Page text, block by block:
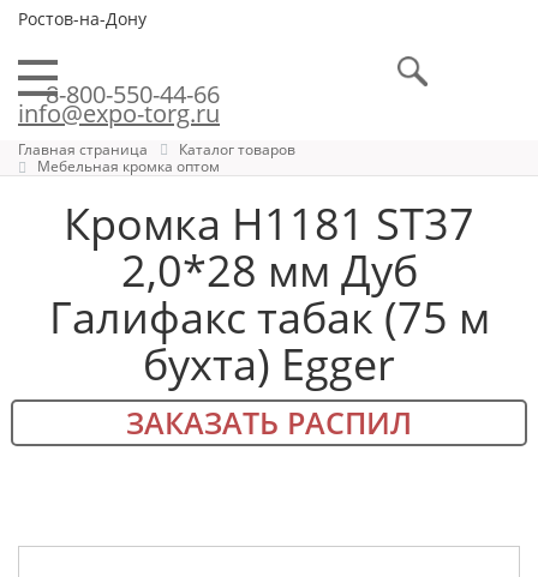
Ростов-на-Дону
8-800-550-44-66
info@expo-torg.ru
Главная страница
Каталог товаров
Мебельная кромка оптом
Кромка H1181 ST37
2,0*28 мм Дуб
Галифакс табак (75 м
бухта) Egger
ЗАКАЗАТЬ РАСПИЛ